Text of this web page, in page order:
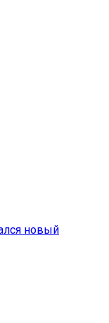
новый